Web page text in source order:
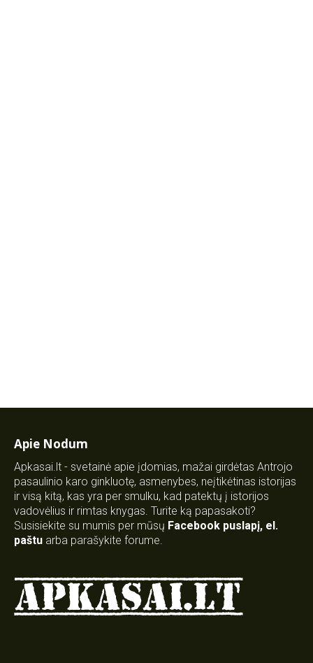
Apie Nodum
Apkasai.lt - svetainė apie įdomias, mažai girdėtas Antrojo
pasaulinio karo ginkluotę, asmenybes, neįtikėtinas istorijas
ir visą kitą, kas yra per smulku, kad patektų į istorijos
vadovėlius ir rimtas knygas. Turite ką papasakoti?
Susisiekite su mumis per mūsų Facebook puslapį, el.
paštu arba parašykite forume.